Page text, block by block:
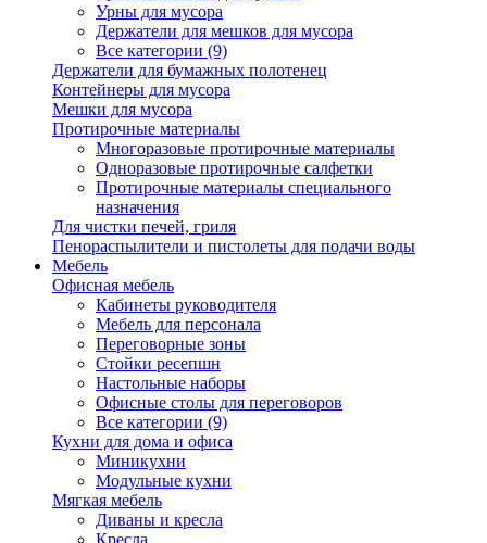
Урны для мусора
Держатели для мешков для мусора
Все категории (9)
Держатели для бумажных полотенец
Контейнеры для мусора
Мешки для мусора
Протирочные материалы
Многоразовые протирочные материалы
Одноразовые протирочные салфетки
Протирочные материалы специального
назначения
Для чистки печей, гриля
Пенораспылители и пистолеты для подачи воды
Мебель
Офисная мебель
Кабинеты руководителя
Мебель для персонала
Переговорные зоны
Стойки ресепшн
Настольные наборы
Офисные столы для переговоров
Все категории (9)
Кухни для дома и офиса
Миникухни
Модульные кухни
Мягкая мебель
Диваны и кресла
Кресла